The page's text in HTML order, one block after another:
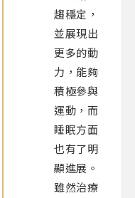
趨穩定，
並展現出
更多的動
力，能夠
積極參與
運動，而
睡眠方面
也有了明
顯進展。
雖然治療